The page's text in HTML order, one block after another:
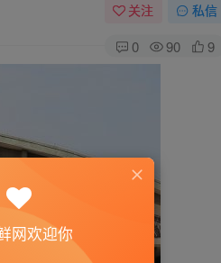
关注 私信
0 90 9
网欢迎你